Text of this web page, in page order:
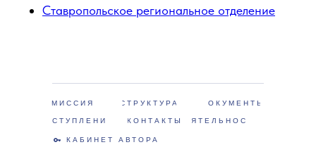
Ставропольское региональное отделение
МИССИЯ CТРУКТУРА ДОКУМЕНТЫ
ДЕЯТЕЛЬНОСТЬ
ВСТУПЛЕНИЕ КОНТАКТЫ
КАБИНЕТ АВТОРА